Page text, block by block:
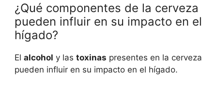
¿Qué componentes de la cerveza
pueden influir en su impacto en el
hígado?
El alcohol y las toxinas presentes en la cerveza
pueden influir en su impacto en el hígado.